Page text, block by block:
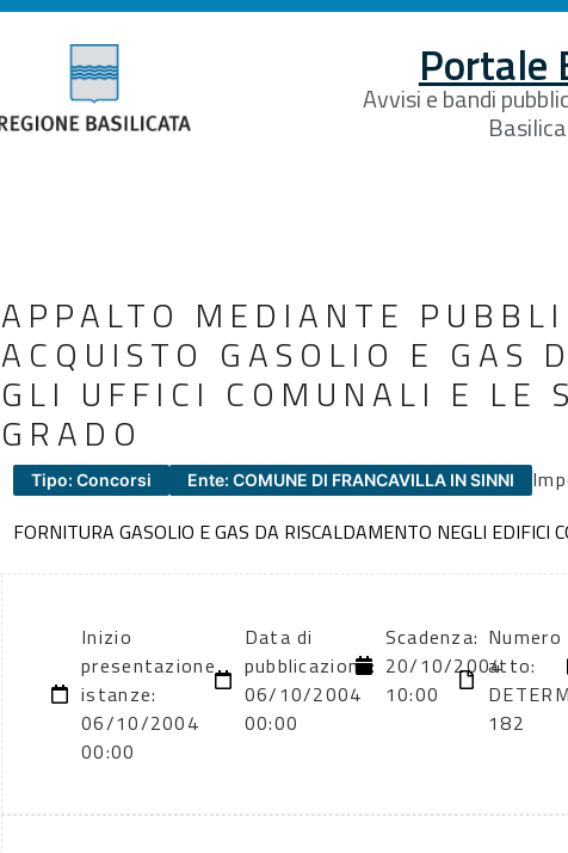
Portale
Avvisi e bandi
APPALTO MEDIANTE
ACQUISTO GASOLIO E GAS
GLI UFFICI COMUNALI E LE
GRADO
Tipo: Concorsi Ente: COMUNE DI FRANCAVILLA IN SINNI
FORNITURA GASOLIO E GAS DA RISCALDAMENTO NEGLI EDIFICI
Inizio
presentazione
istanze:
06/10/2004
00:00
Data di
pubblicazione:
06/10/2004
00:00
Scadenza:
20/10/2004
10:00
Numero
atto:
182